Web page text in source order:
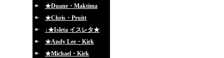
★Duane・Maktima
★Chris・Pruitt
↓★Isleta イスレタ★
★Andy Lee・Kirk
★Michael・Kirk